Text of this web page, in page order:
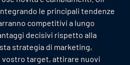
le principali tendenze
competitivi a lungo
decisivi rispetto alla
strategia di marketing,
target, attirare nuovi